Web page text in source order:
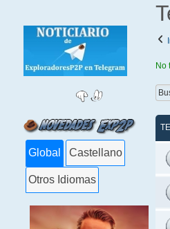
Global Castellano
Otros Idiomas
No